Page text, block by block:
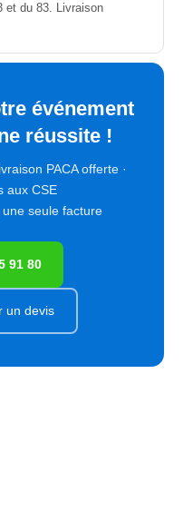
et du 83. Livraison
événement
réussite !
PACA offerte ·
aux CSE
seule facture
91 80
un devis